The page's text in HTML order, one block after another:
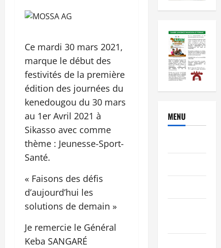
Ce mardi 30 mars 2021,
marque le début des
festivités de la première
édition des journées du
kenedougou du 30 mars
au 1er Avril 2021 à
Sikasso avec comme
thème : Jeunesse-Sport-
Santé.
« Faisons des défis
d’aujourd’hui les
solutions de demain »
Je remercie le Général
Keba SANGARÉ
MENU